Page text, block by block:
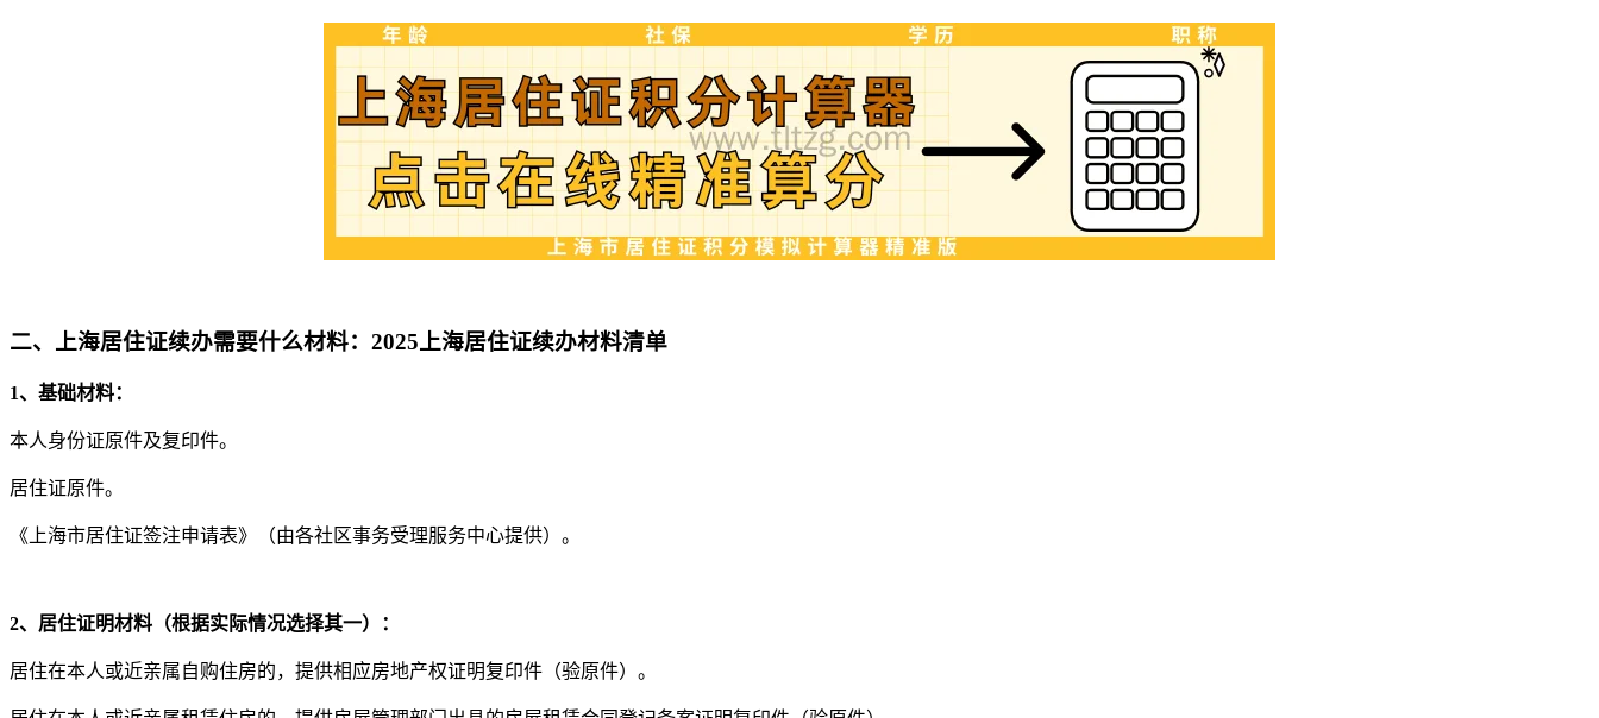
二、上海居住证续办需要什么材料：2025上海居住证续办材料清单
1、基础材料：
本人身份证原件及复印件。
居住证原件。
《上海市居住证签注申请表》（由各社区事务受理服务中心提供）。
2、居住证明材料（根据实际情况选择其一）：
居住在本人或近亲属自购住房的，提供相应房地产权证明复印件（验原件）。